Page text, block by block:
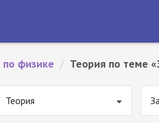
по физике / Теория по теме
Теория